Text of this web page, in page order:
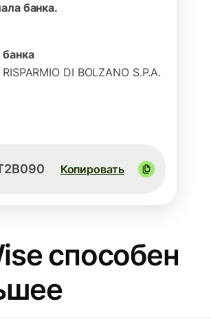
банка.
DI BOLZANO S.P.A.
Копировать
способен